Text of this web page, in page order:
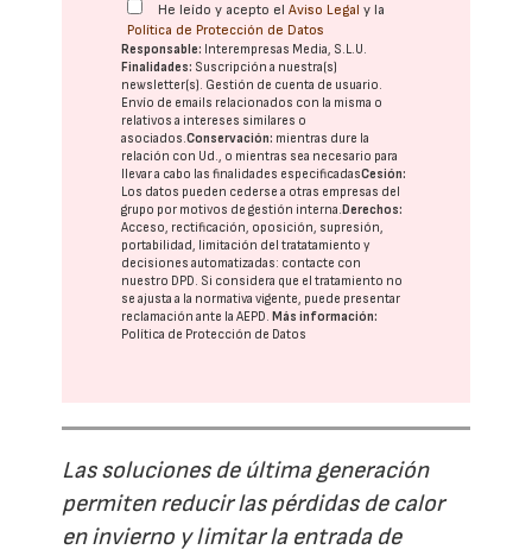
He leído y acepto elAviso Legal y la
Política de Protección de Datos
Responsable: Interempresas Media, S.L.U.
Finalidades: Suscripción a nuestra(s)
newsletter(s). Gestión de cuenta de usuario.
Envío de emails relacionados con la misma o
relativos a intereses similares o
asociados.Conservación: mientras dure la
relación con Ud., o mientras sea necesario para
llevar a cabo las finalidades especificadasCesión:
Los datos pueden cederse a otras empresas del
grupo por motivos de gestión interna. Derechos:
Acceso, rectificación, oposición, supresión,
portabilidad, limitación del tratatamiento y
decisiones automatizadas: contacte con
nuestro DPD. Si considera que el tratamiento no
se ajusta a la normativa vigente, puede presentar
reclamación ante laAEPD. Más información:
Política de Protección de Datos
Las soluciones de última generación
permiten reducir las pérdidas de calor
en invierno y limitar la entrada de